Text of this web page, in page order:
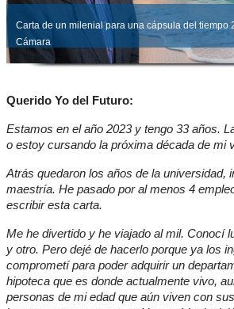
Carta de un milenial para una cápsula del tiempo
Cámara
Querido Yo del Futuro:
Estamos en el año 2023 y tengo 33 años.
o estoy cursando la próxima década de mi
Atrás quedaron los años de la universidad,
maestría. He pasado por al menos 4
escribir esta carta.
Me he divertido y he viajado al mil. Conocí
y otro. Pero dejé de hacerlo porque ya los
comprometí para poder adquirir un
hipoteca que es donde actualmente vivo,
personas de mi edad que aún viven con